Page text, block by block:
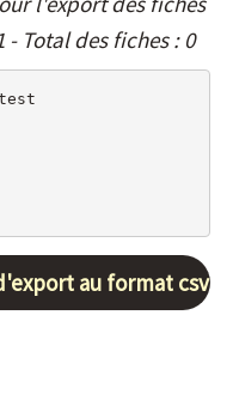
- Total des fiches : 0
au format csv